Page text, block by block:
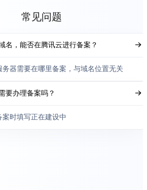
常见问题
名，能否在腾讯云进行备案？
器需要在哪里备案，与域名位置无关
要办理备案吗？
时填写正在建设中